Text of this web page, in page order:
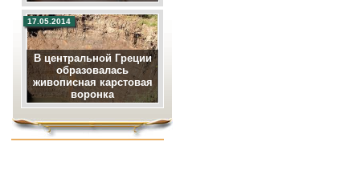
В центральной Греции
образовалась
живописная карстовая
воронка
17.05.2014